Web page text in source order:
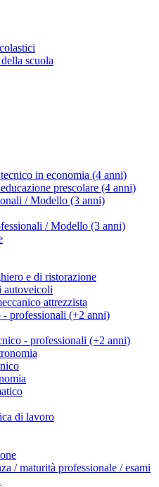
scuola
in economia (4 anni)
prescolare (4 anni)
/ Modello (3 anni)
/ Modello (3 anni)
e di ristorazione
autoveicoli
attrezzista
professionali (+2 anni)
- professionali (+2 anni)
di lavoro
/ maturità professionale / esami